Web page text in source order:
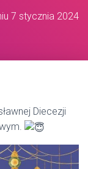
I
G
7 stycznia 2024
Diecezji